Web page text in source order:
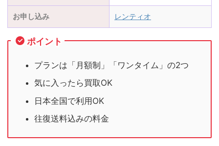
お申し込み レンティオ
ポイント
プランは「月額制」「ワンタイム」の2つ
気に入ったら買取OK
日本全国で利用OK
往復送料込みの料金